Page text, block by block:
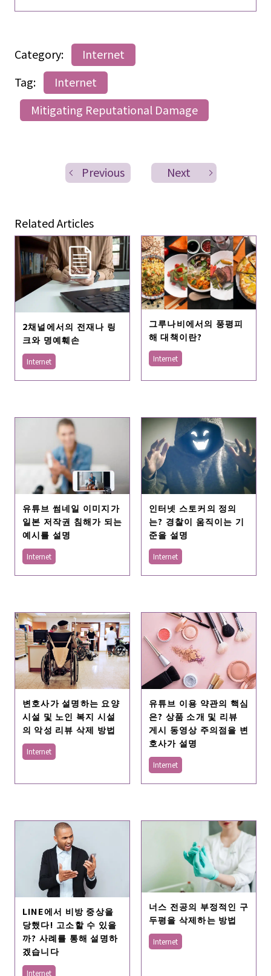
Category:
Internet
Tag:
Internet
Mitigating Reputational Damage
Previous Next
Related Articles
2채널에서의 전재나 링
크와 명예훼손
Internet
그루나비에서의 풍평피
해 대책이란?
Internet
유튜브 썸네일 이미지가
일본 저작권 침해가 되는
예시를 설명
Internet
인터넷 스토커의 정의
는? 경찰이 움직이는 기
준을 설명
Internet
변호사가 설명하는 요양
시설 및 노인 복지 시설
의 악성 리뷰 삭제 방법
Internet
유튜브 이용 약관의 핵심
은? 상품 소개 및 리뷰
게시 동영상 주의점을 변
호사가 설명
Internet
LINE에서 비방 중상을
당했다! 고소할 수 있을
까? 사례를 통해 설명하
겠습니다
Internet
너스 전공의 부정적인 구
두평을 삭제하는 방법
Internet